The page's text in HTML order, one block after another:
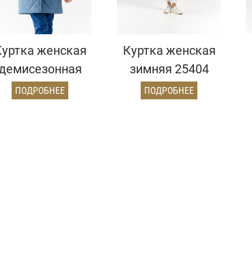
женская
24830 (джинс)
ПОДРОБНЕЕ
Куртка женская
зимняя 25404
(черный)
ПОДРОБНЕЕ